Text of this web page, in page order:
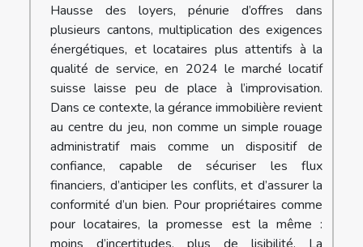
Hausse des loyers, pénurie d’offres dans
plusieurs cantons, multiplication des exigences
énergétiques, et locataires plus attentifs à la
qualité de service, en 2024 le marché locatif
suisse laisse peu de place à l’improvisation.
Dans ce contexte, la gérance immobilière revient
au centre du jeu, non comme un simple rouage
administratif mais comme un dispositif de
confiance, capable de sécuriser les flux
financiers, d’anticiper les conflits, et d’assurer la
conformité d’un bien. Pour propriétaires comme
pour locataires, la promesse est la même :